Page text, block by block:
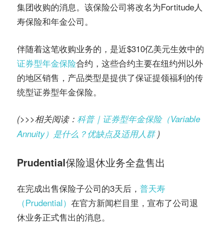
集团收购的消息。该保险公司将改名为Fortitude人
寿保险和年金公司。
伴随着这笔收购业务的，是近$310亿美元生效中的
证券型年金保险合约，这些合约主要在纽约州以外
的地区销售，产品类型是提供了保证提领福利的传
统型证券型年金保险。
(>>>相关阅读： 科普｜证券型年金保险（Variable
Annuity）是什么？优缺点及适用人群)
Prudential保险退休业务全盘售出
在完成出售保险子公司的3天后， 普天寿
（Prudential） 在官方新闻栏目里，宣布了公司退
休业务正式售出的消息。